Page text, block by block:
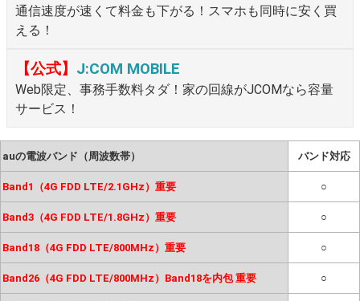
通信速度が速くて料金も下がる！スマホも同時に安く買
える！
【公式】 J:COM MOBILE
Web限定、事務手数料タダ！家の回線がJCOMなら容量
サービス！
auの電波バンド（周波数帯） バンド対応
Band1（4G FDD LTE/2.1GHz）重要 ○
Band3（4G FDD LTE/1.8GHz）重要 ○
Band18（4G FDD LTE/800MHz）重要 ○
Band26（4G FDD LTE/800MHz）Band18を内包 重要 ○